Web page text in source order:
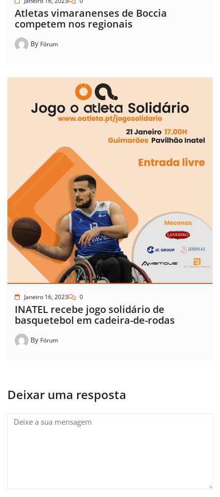
Atletas vimaranenses de Boccia
competem nos regionais
By Fórum
Janeiro 16, 2023 0
INATEL recebe jogo solidário de
basquetebol em cadeira-de-rodas
By Fórum
Deixar uma resposta